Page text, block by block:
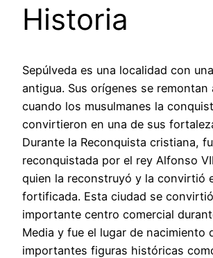
Historia
Sepúlveda es una localidad con
antigua. Sus orígenes se remontan
cuando los musulmanes la
convirtieron en una de sus
Durante la Reconquista cristiana,
reconquistada por el rey Alfonso
quien la reconstruyó y la convirtió
fortificada. Esta ciudad se
importante centro comercial
Media y fue el lugar de nacimiento
importantes figuras históricas